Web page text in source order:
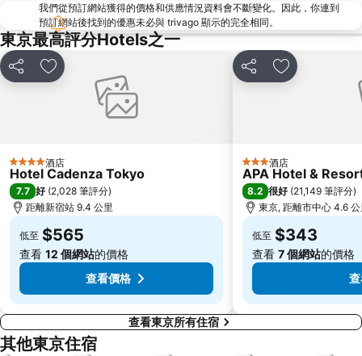
築地魚市場
御台場 (台場)
Kawasaki Station
東京迪士尼海洋
Nippori Station
Tachikawa Station
Gotanda Station
水道橋站
Shinjuku-gyoemmae Metro Station
Shinagawa
Hamamatsucho station
Nishi-Kasai Metro Station
Fujisawa Station
Shimbashi Metro Station
Chiba Station
Toyosu Station
我們從預訂網站獲得的價格和供應情況資料會不斷變化。因此，你連到
預訂網站後找到的優惠未必與 trivago 顯示的完全相同。
東京最高評分Hotels之一
分享 放到收藏夾
4 星級 酒店
Hotel Cadenza Tokyo
7.7 好 (2,028 筆評分)
距離新宿站 9.4 公里
低至 $565
查看 12 個網站的價格
查看價格
分享 放到收藏夾
3 星級酒店
APA Hotel &
8.2 很好 (21,149 筆評分)
東京, 距離市中心 4.6
低至 $343
查看 7 個網站的價格
查看東京所有住宿
其他東京住宿